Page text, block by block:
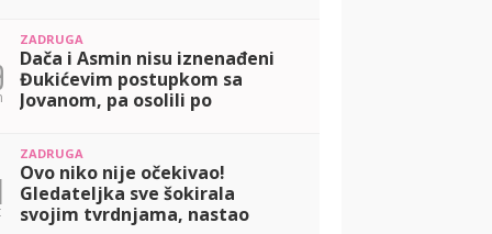
ZADRUGA
Dača i Asmin nisu iznenađeni
Đukićevim postupkom sa
Jovanom, pa osolili po
ZADRUGA
Ovo niko nije očekivao!
Gledateljka sve šokirala
svojim tvrdnjama, nastao